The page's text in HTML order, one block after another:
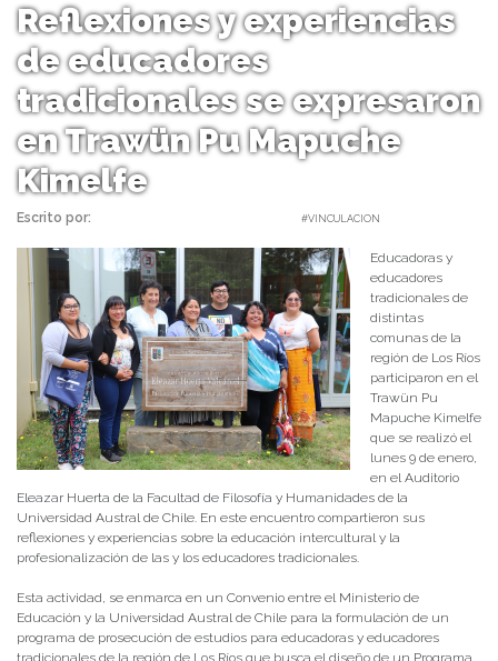
Reflexiones y experiencias
de educadores
tradicionales se expresaron
en Trawün Pu Mapuche
Kimelfe
Escrito por: #VINCULACION
Educadoras y
educadores
tradicionales de
distintas
comunas de la
región de Los Ríos
participaron en el
Trawün Pu
Mapuche Kimelfe
que se realizó el
lunes 9 de enero,
en el Auditorio
Eleazar Huerta de la Facultad de Filosofía y Humanidades de la
Universidad Austral de Chile. En este encuentro compartieron sus
reflexiones y experiencias sobre la educación intercultural y la
profesionalización de las y los educadores tradicionales.
Esta actividad, se enmarca en un Convenio entre el Ministerio de
Educación y la Universidad Austral de Chile para la formulación de un
programa de prosecución de estudios para educadoras y educadores
tradicionales de la región de Los Ríos que busca el diseño de un Programa